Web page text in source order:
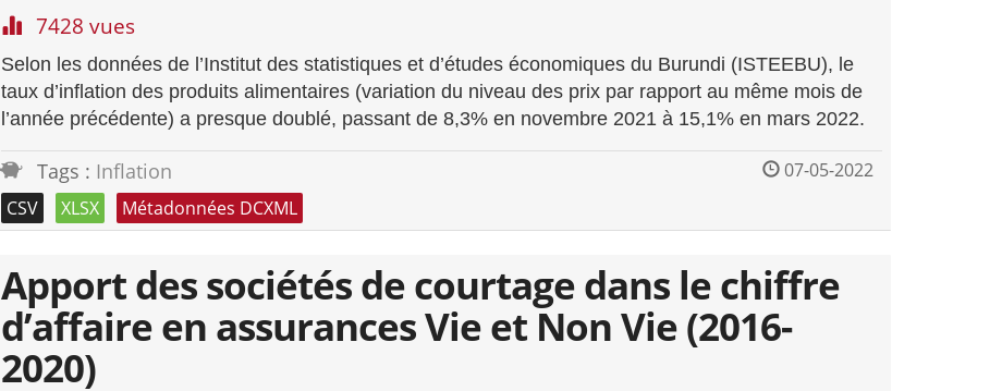
7428 vues
Selon les données de l’Institut des statistiques et d’études économiques du Burundi (ISTEEBU), le
taux d’inflation des produits alimentaires (variation du niveau des prix par rapport au même mois de
l’année précédente) a presque doublé, passant de 8,3% en novembre 2021 à 15,1% en mars 2022.
Tags : Inflation
07-05-2022
CSV
XLSX Métadonnées DCXML
Apport des sociétés de courtage dans le chiffre
d’affaire en assurances Vie et Non Vie (2016-
2020)